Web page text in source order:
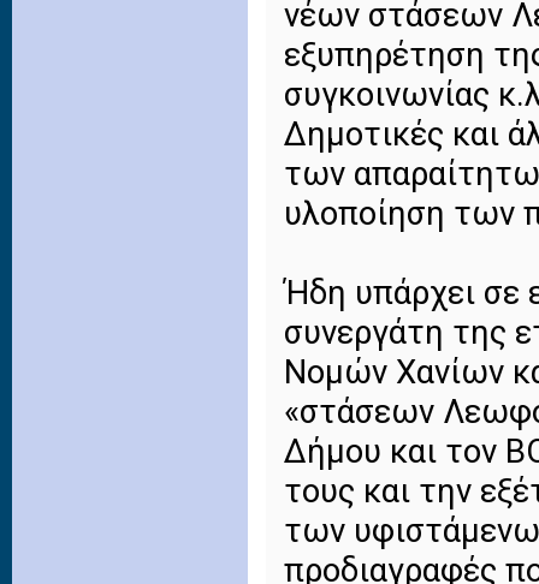
νέων στάσεων
εξυπηρέτηση
συγκοινωνίας
Δημοτικές και
των
υλοποίηση των
Ήδη υπάρχει σε
συνεργάτη της
Νομών Χανίων
«στάσεων
Δήμου και τον
τους και την
των
προδιαγραφές